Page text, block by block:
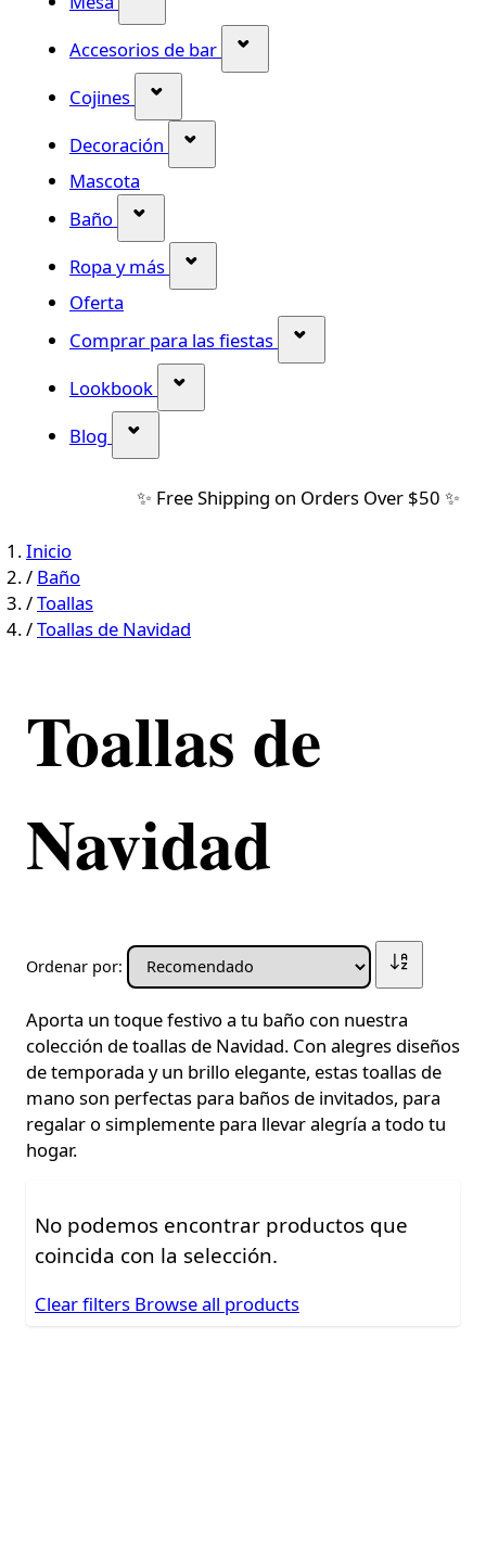
Accesorios de bar
Cojines
Decoración
Mascota
Baño
Ropa y más
Oferta
Comprar para las fiestas
Lookbook
Blog
✨ Free Shipping on Orders Over $50 ✨
Inicio
/ Baño
/Toallas
/Toallas de Navidad
Toallas de
Navidad
Ordenar por:
Aporta un toque festivo a tu baño con nuestra
colección de toallas de Navidad. Con alegres diseños
de temporada y un brillo elegante, estas toallas de
mano son perfectas para baños de invitados, para
regalar o simplemente para llevar alegría a todo tu
hogar.
No podemos encontrar productos que
coincida con la selección.
Clear filters Browse all products